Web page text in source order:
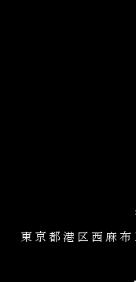
東京都港区西麻